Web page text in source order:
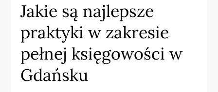
Jakie są najlepsze
praktyki w zakresie
pełnej księgowości w
Gdańsku